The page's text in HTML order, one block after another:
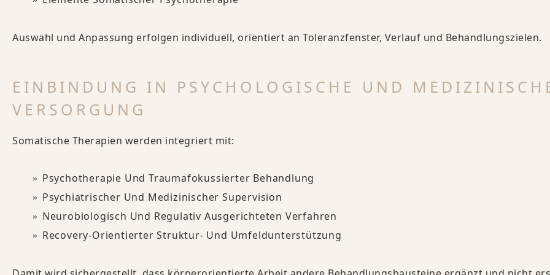
Auswahl und Anpassung erfolgen individuell, orientiert an Toleranzfenster, Verlauf und Behandlungszielen.
EINBINDUNG IN PSYCHOLOGISCHE UND
VERSORGUNG
Somatische Therapien werden integriert mit:
Psychotherapie Und Traumafokussierter Behandlung
Psychiatrischer Und Medizinischer Supervision
Neurobiologisch Und Regulativ Ausgerichteten Verfahren
Recovery-Orientierter Struktur- Und Umfeldunterstützung